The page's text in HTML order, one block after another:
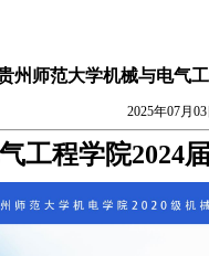
州师范大学机械与电气
2025年07月
工程学院2024